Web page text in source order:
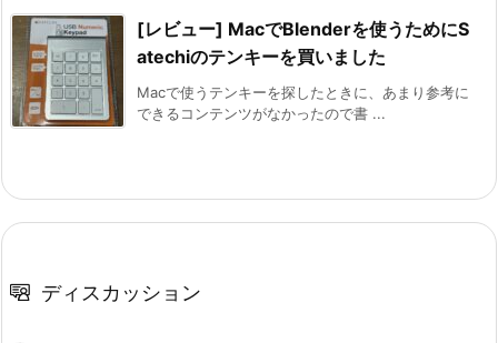
[レビュー] MacでBlenderを使うためにS
atechiのテンキーを買いました
Macで使うテンキーを探したときに、あまり参考に
できるコンテンツがなかったので書 ...
ディスカッション